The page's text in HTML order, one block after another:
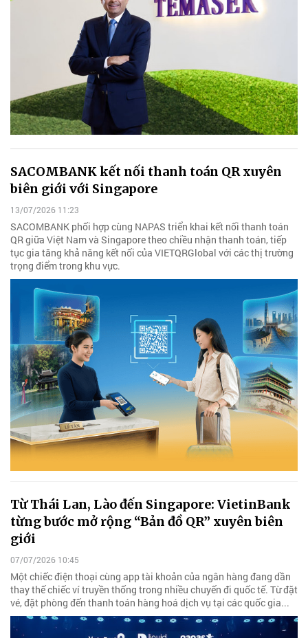
SACOMBANK kết nối thanh toán QR xuyên
biên giới với Singapore
13/07/2026 11:23
SACOMBANK phối hợp cùng NAPAS triển khai kết nối thanh toán
QR giữa Việt Nam và Singapore theo chiều nhận thanh toán, tiếp
tục gia tăng khả năng kết nối của VIETQRGlobal với các thị trường
trọng điểm trong khu vực.
Từ Thái Lan, Lào đến Singapore: VietinBank
từng bước mở rộng “Bản đồ QR” xuyên biên
giới
07/07/2026 10:45
Một chiếc điện thoại cùng app tài khoản của ngân hàng đang dần
thay thế chiếc ví truyền thống trong nhiều chuyến đi quốc tế. Từ đặt
vé, đặt phòng đến thanh toán hàng hoá dịch vụ tại các quốc gia...